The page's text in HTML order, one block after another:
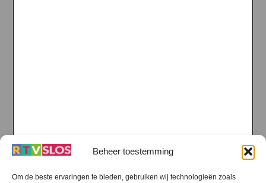
Beheer toestemming
Om de beste ervaringen te bieden, gebruiken wij technologieën zoals